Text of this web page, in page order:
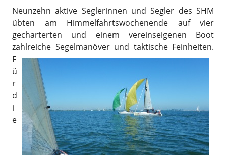
Neunzehn aktive Seglerinnen und Segler des SHM
übten am Himmelfahrtswochenende auf vier
gecharterten und einem vereinseigenen Boot
zahlreiche Segelmanöver und taktische Feinheiten.
F
ü
r
d
i
e